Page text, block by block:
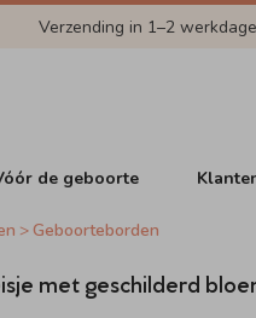
Verzending in 1–2
de geboorte
Geboorteborden
met geschilderd